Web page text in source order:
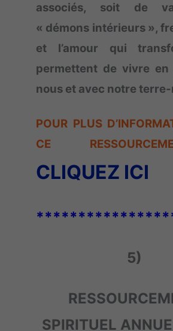
associés, soit de
« démons intérieurs »,
et l’amour qui
permettent de vivre
nous et avec notre
POUR PLUS
CE
CLIQUEZ ICI
5)
SPIRITUEL